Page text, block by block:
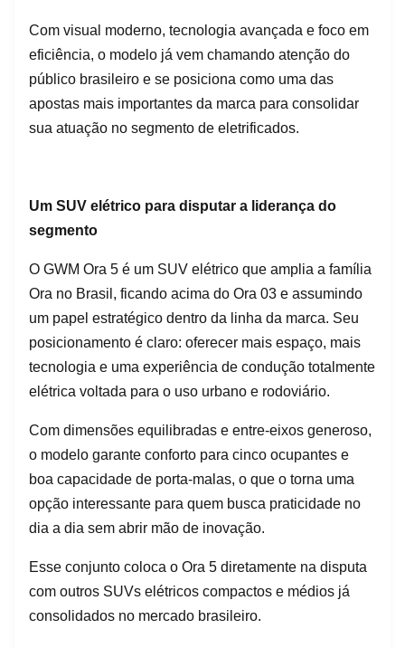
Com visual moderno, tecnologia avançada e foco em
eficiência, o modelo já vem chamando atenção do
público brasileiro e se posiciona como uma das
apostas mais importantes da marca para consolidar
sua atuação no segmento de eletrificados.
Um SUV elétrico para disputar a liderança do
segmento
O GWM Ora 5 é um SUV elétrico que amplia a família
Ora no Brasil, ficando acima do Ora 03 e assumindo
um papel estratégico dentro da linha da marca. Seu
posicionamento é claro: oferecer mais espaço, mais
tecnologia e uma experiência de condução totalmente
elétrica voltada para o uso urbano e rodoviário.
Com dimensões equilibradas e entre-eixos generoso,
o modelo garante conforto para cinco ocupantes e
boa capacidade de porta-malas, o que o torna uma
opção interessante para quem busca praticidade no
dia a dia sem abrir mão de inovação.
Esse conjunto coloca o Ora 5 diretamente na disputa
com outros SUVs elétricos compactos e médios já
consolidados no mercado brasileiro.